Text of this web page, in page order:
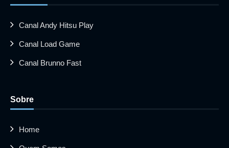
Canal Andy Hitsu Play
Canal Load Game
Canal Brunno Fast
Sobre
Home